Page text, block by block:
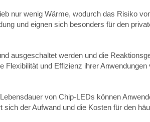
nur wenig Wärme, wodurch das Risiko
und eignen sich besonders für den
ausgeschaltet werden und die
Flexibilität und Effizienz ihrer Anwendungen
von Chip-LEDs können
sich der Aufwand und die Kosten für den